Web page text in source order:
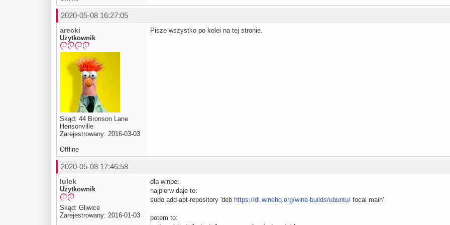
2020-05-08 16:27:05
arecki
Użytkownik
Skąd: 44 Bronson Lane
Hensonville
Zarejestrowany: 2016-03-03
Pisze wszystko po kolei na tej stronie.
Offline
2020-05-08 17:46:58
lulek
Użytkownik
Skąd: Gliwice
Zarejestrowany: 2016-01-03
dla winbe:
najpierw daje to:
sudo add-apt-repository 'deb https://dl.winehq.org/wine-builds/ubuntu/ focal main'
potem to: